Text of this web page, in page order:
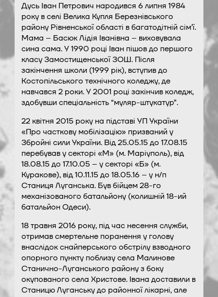
Дусь Іван Петрович народився 6 липня 1984
року в селі Велика Купля Березнівського
району Рівненської області в багатодітній сім’ї.
Мама – Басюк Лідія Іванівна – виховувала
сина сама. У 1990 році Іван пішов до першого
класу Замостищенської ЗОШ. Після
закінчення школи (1999 рік), вступив до
Костопільського технічного коледжу, де
навчався 2 роки. У 2001 році закінчив коледж,
здобувши спеціальність “муляр-штукатур”.
22 квітня 2015 року на підставі УП України
«Про часткову мобілізацію» призваний у
Збройні сили України. Від 25.05.15 до 17.08.15
перебував у секторі «М» (м. Маріуполь), від
18.08.15 до 17.10.05 – у секторі «Б» (м.
Куракове), від 10.11.15 до 18.05.16 – у н/п
Станиця Луганська. Був бійцем 28-го
механізованого батальйону (колишній 18-ий
батальйон Одеси).
18 травня 2016 року, під час несення служби,
отримав смертельне поранення у голову
внаслідок снайперського обстрілу взводного
опорного пункту поблизу села Малинове
Станично-Луганського району з боку
окупованого села Христове. Івана доставили в
Станицю Луганську до районної лікарні, але